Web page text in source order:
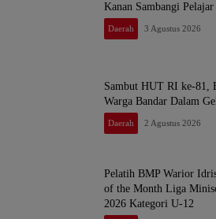
Kanan Sambangi
Daerah 3 Agustus 2026
Sambut HUT RI ke-81,
Warga Bandar Dalam
Daerah 2 Agustus 2026
Pelatih BMP Warior
of the Month Liga
2026 Kategori U-12